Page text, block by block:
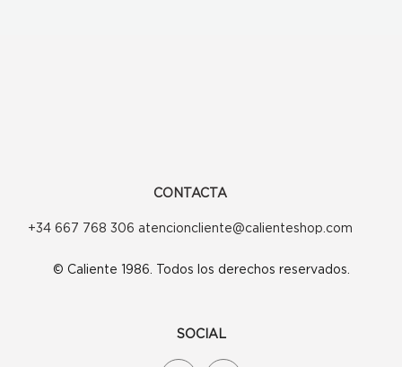
CONTACTA
+34 667 768 306 atencioncliente@calienteshop.com
© Caliente 1986. Todos los derechos reservados.
SOCIAL